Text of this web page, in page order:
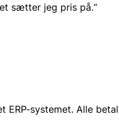
sætter jeg pris på.“
systemet. Alle